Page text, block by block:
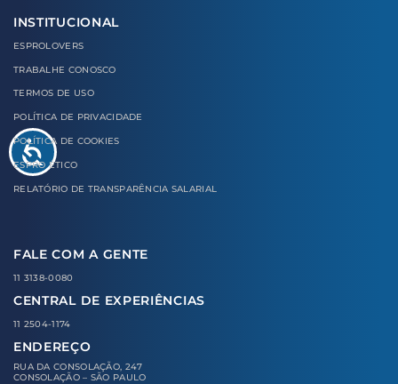
INSTITUCIONAL
ESPROLOVERS
TRABALHE CONOSCO
TERMOS DE USO
POLÍTICA DE PRIVACIDADE
POLÍTICA DE COOKIES
ESPRO ÉTICO
RELATÓRIO DE TRANSPARÊNCIA SALARIAL
FALE COM A GENTE
11 3138-0080
CENTRAL DE EXPERIÊNCIAS
11 2504-1174
ENDEREÇO
RUA DA CONSOLAÇÃO, 247
CONSOLAÇÃO – SÃO PAULO